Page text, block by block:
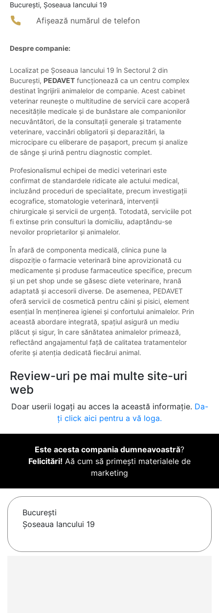
Bucureşti, Șoseaua Iancului 19
Afișează numărul de telefon
Despre companie:
Localizat pe Șoseaua Iancului 19 în Sectorul 2 din
București, PEDAVET funcționează ca un centru complex
destinat îngrijirii animalelor de companie. Acest cabinet
veterinar reunește o multitudine de servicii care acoperă
necesitățile medicale și de bunăstare ale companionilor
necuvântători, de la consultații generale și tratamente
veterinare, vaccinări obligatorii și deparazitări, la
microcipare cu eliberare de pașaport, precum și analize
de sânge și urină pentru diagnostic complet.
Profesionalismul echipei de medici veterinari este
confirmat de standardele ridicate ale actului medical,
incluzând proceduri de specialitate, precum investigații
ecografice, stomatologie veterinară, intervenții
chirurgicale și servicii de urgență. Totodată, serviciile pot
fi extinse prin consulturi la domiciliu, adaptându-se
nevoilor proprietarilor și animalelor.
În afară de componenta medicală, clinica pune la
dispoziție o farmacie veterinară bine aprovizionată cu
medicamente și produse farmaceutice specifice, precum
și un pet shop unde se găsesc diete veterinare, hrană
adaptată și accesorii diverse. De asemenea, PEDAVET
oferă servicii de cosmetică pentru câini și pisici, element
esențial în menținerea igienei și confortului animalelor. Prin
această abordare integrată, spațiul asigură un mediu
plăcut și sigur, în care sănătatea animalelor primează,
reflectând angajamentul față de calitatea tratamentelor
oferite și atenția dedicată fiecărui animal.
Review-uri pe mai multe site-uri
web
Doar userii logați au acces la această informație. Da-
ți click aici pentru a vă loga.
Este acesta compania dumneavoastră?
Felicitări! Aă cum să primești materialele de
marketing
Bucureşti
Șoseaua Iancului 19